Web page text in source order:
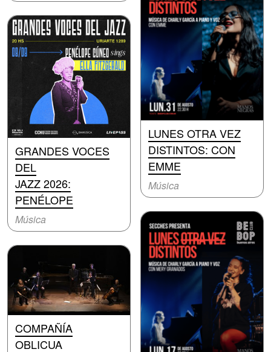
GRANDES VOCES
DEL
JAZZ 2026:
PENÉLOPE
Música
COMPAÑÍA
OBLICUA
LUNES OTRA VEZ
DISTINTOS: CON
EMME
Música